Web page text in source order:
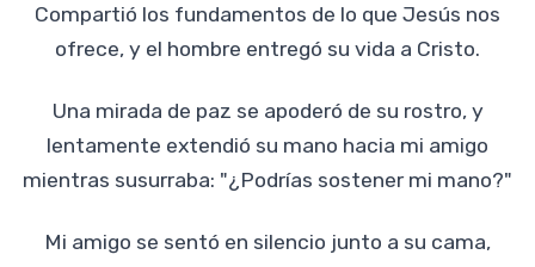
Compartió los fundamentos de lo que Jesús nos
ofrece, y el hombre entregó su vida a Cristo.
Una mirada de paz se apoderó de su rostro, y
lentamente extendió su mano hacia mi amigo
mientras susurraba: "¿Podrías sostener mi mano?"
Mi amigo se sentó en silencio junto a su cama,